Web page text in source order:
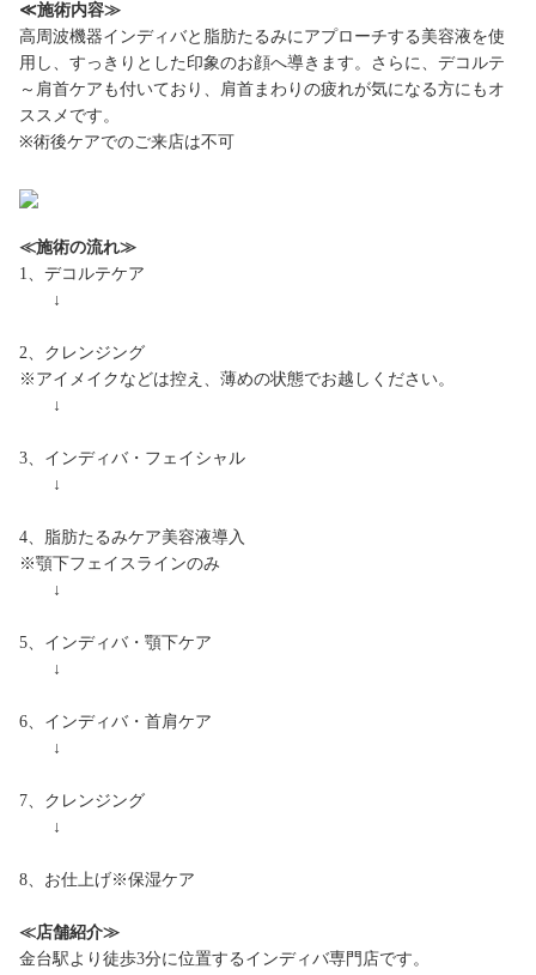
≪施術内容≫
高周波機器インディバと脂肪たるみにアプローチする美容液を使
用し、すっきりとした印象のお顔へ導きます。さらに、デコルテ
～肩首ケアも付いており、肩首まわりの疲れが気になる方にもオ
ススメです。
※術後ケアでのご来店は不可
≪施術の流れ≫
1、デコルテケア
↓
2、クレンジング
※アイメイクなどは控え、薄めの状態でお越しください。
↓
3、インディバ・フェイシャル
↓
4、脂肪たるみケア美容液導入
※顎下フェイスラインのみ
↓
5、インディバ・顎下ケア
↓
6、インディバ・首肩ケア
↓
7、クレンジング
↓
8、お仕上げ※保湿ケア
≪店舗紹介≫
金台駅より徒歩3分に位置するインディバ専門店です。